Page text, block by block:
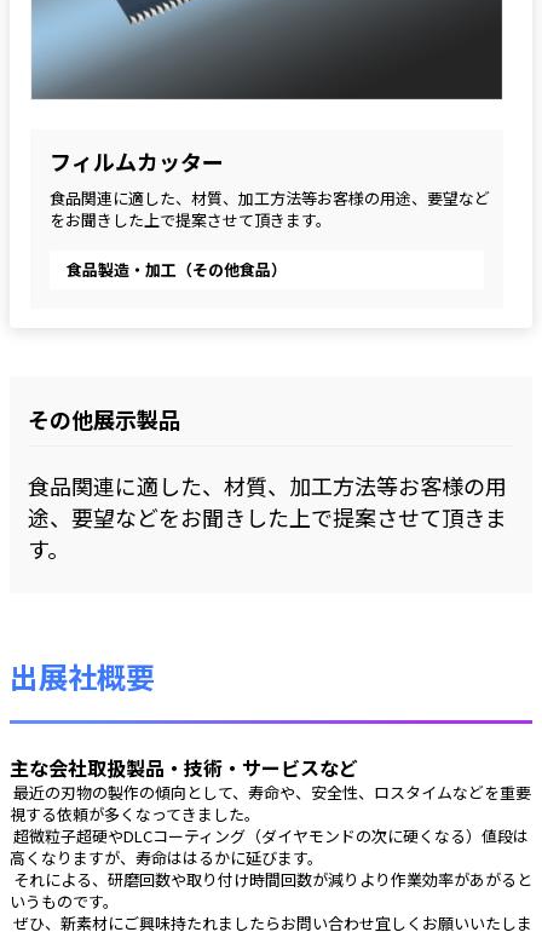
フィルムカッター
食品関連に適した、材質、加工方法等お客様の用途、要望など
をお聞きした上で提案させて頂きます。
食品製造・加工（その他食品）
その他展示製品
食品関連に適した、材質、加工方法等お客様の用
途、要望などをお聞きした上で提案させて頂きま
す。
出展社概要
主な会社取扱製品・技術・サービスなど
視する依頼が多くなってきました。
高くなりますが、寿命ははるかに延びます。
いうものです。